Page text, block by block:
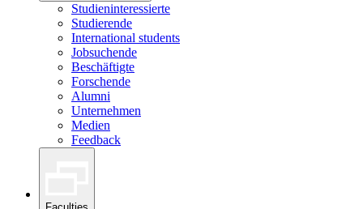
Studieninteressierte
Studierende
International students
Jobsuchende
Beschäftigte
Forschende
Alumni
Unternehmen
Medien
Feedback